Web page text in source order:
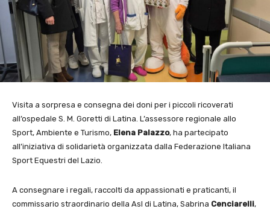
Visita a sorpresa e consegna dei doni per i piccoli ricoverati
all’ospedale S. M. Goretti di Latina. L’assessore regionale allo
Sport, Ambiente e Turismo, Elena Palazzo, ha partecipato
all’iniziativa di solidarietà organizzata dalla Federazione Italiana
Sport Equestri del Lazio.
A consegnare i regali, raccolti da appassionati e praticanti, il
commissario straordinario della Asl di Latina, Sabrina Cenciarelli,